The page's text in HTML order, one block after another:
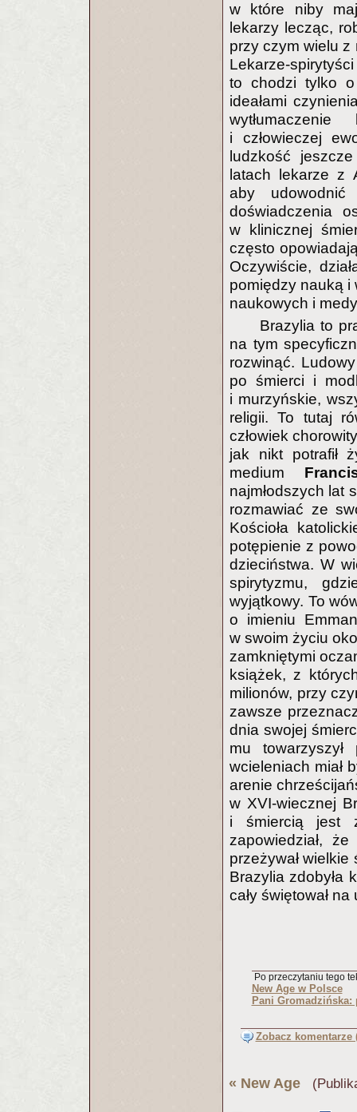
w które niby
lekarzy lecząc,
przy czym wielu
Lekarze-
to chodzi tylko
ideałami
i człowieczej
ludzkość
latach lekarze z
aby
doświadczenia
w klinicznej
często
Oczywiście,
pomiędzy nauką i
naukowych i
Brazylia to
na tym
rozwinąć.
po śmierci i
i murzyńskie,
religii. To tutaj
człowiek
jak nikt potrafił
medium
najmłodszych lat
rozmawiać ze
Kościoła
potępienie z
dzieciństwa. W
spirytyzmu,
wyjątkowy. To
o imieniu
w swoim życiu
zamkniętymi
książek, z
milionów, przy
zawsze
dnia swojej
mu
wcieleniach miał
arenie
w XVI-wiecznej
i śmiercią jest
zapowiedział,
przeżywał
Brazylia zdobyła
cały świętował
Po przeczytaniu tego
New Age w Polsce
Pani
Zobacz komentarze
« New Age